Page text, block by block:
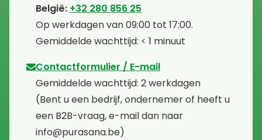
⁠België: +32 280 856 25
⁠⁠Op werkdagen van 09:00 tot 17:00.
⁠Gemiddelde wachttijd: < 1 minuut
Contactformulier / E-mail
⁠Gemiddelde wachttijd: 2 werkdagen
⁠(Bent u een bedrijf, ondernemer of heeft u
een B2B-vraag, e-mail dan naar
info@purasana.be)